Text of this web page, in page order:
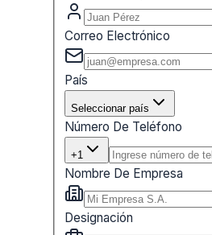
Correo Electrónico
País
Seleccionar país
Número De Teléfono
+1
Nombre De Empresa
Designación